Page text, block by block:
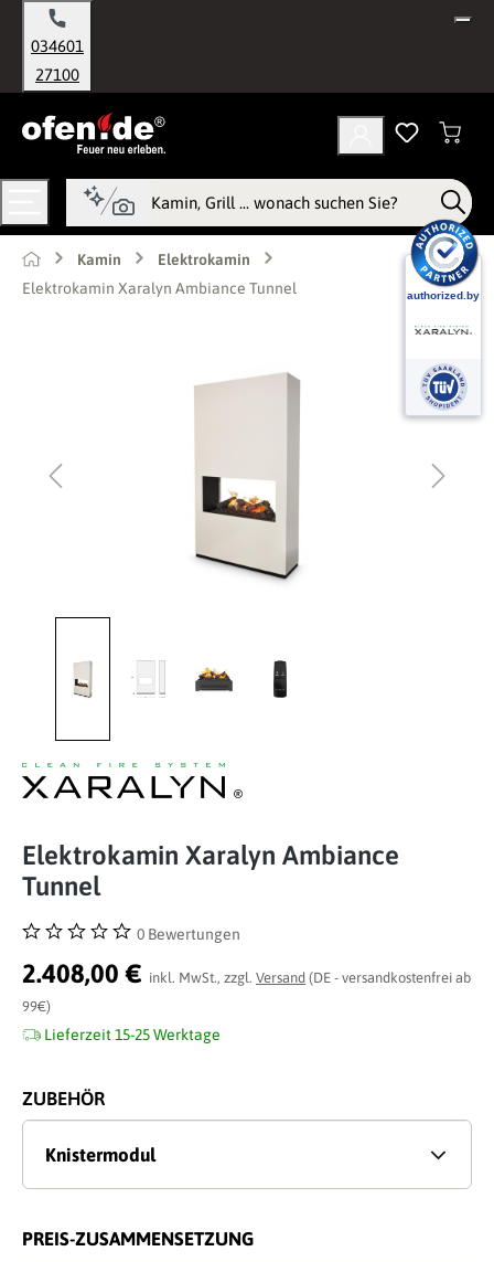
springen
034601
27100
Kamin
Elektrokamin
Elektrokamin Xaralyn Ambiance Tunnel
Elektrokamin Xaralyn Ambiance
Tunnel
Durchschnittliche Bewertung von 0 von 5 Sternen
0 Bewertungen
2.408,00 € inkl. MwSt., zzgl. Versand (DE - versandkostenfrei ab
99€)
Lieferzeit 15-25 Werktage
ZUBEHÖR
Knistermodul
PREIS-ZUSAMMENSETZUNG